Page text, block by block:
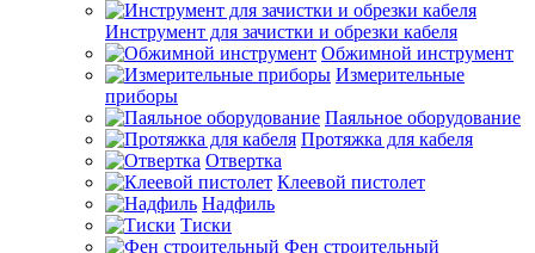
Инструмент для зачистки и обрезки кабеля
Обжимной инструмент
Измерительные
приборы
Паяльное оборудование
Протяжка для кабеля
Отвертка
Клеевой пистолет
Надфиль
Тиски
Фен строительный